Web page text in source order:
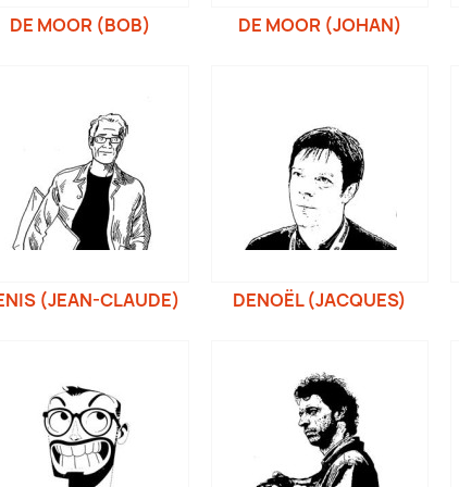
DE MOOR (BOB) DE MOOR (JOHAN)
(JEAN-CLAUDE) DENOËL (JACQUES)